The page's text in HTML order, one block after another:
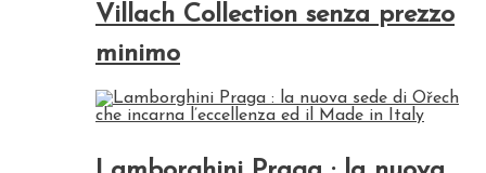
Villach Collection senza prezzo
minimo